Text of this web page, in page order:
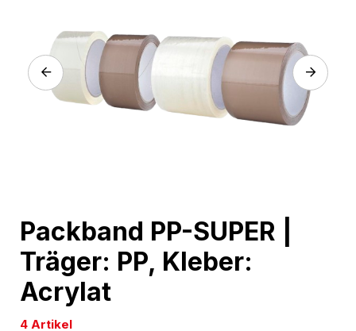
images
gallery
to
the
beginning
of
the
Packband PP-SUPER |
Träger: PP, Kleber:
Acrylat
4 Artikel